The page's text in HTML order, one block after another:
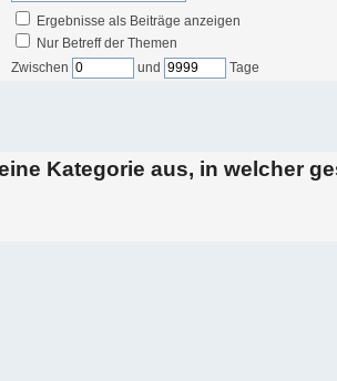
Ergebnisse als Beiträge anzeigen
Nur Betreff der Themen
Zwischen und Tage
Kategorie aus, in welcher